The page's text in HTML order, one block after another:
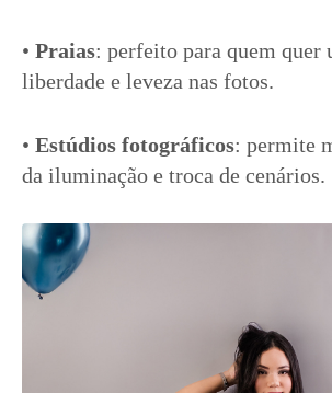
• Praias: perfeito para quem quer
liberdade e leveza nas fotos.
• Estúdios fotográficos: permite
da iluminação e troca de cenários.